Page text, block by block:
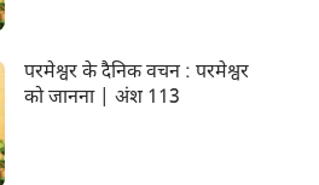
परमेश्वर के दैनिक वचन : परमेश्वर
को जानना | अंश 113